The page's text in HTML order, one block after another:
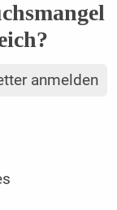
anmelden